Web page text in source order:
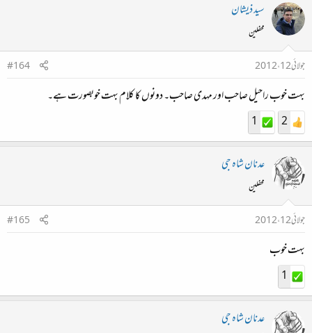
سید ذیشان
محفلین
جولائی 12، 2012
#164
بہت خوب راحیل صاحب اور مہدی صاحب۔ دونوں کا کلام بہت خوبصورت ہے۔
2
1
عدنان شاہ جی
محفلین
جولائی 12، 2012
#165
بہت خوب
1
عدنان شاہ جی